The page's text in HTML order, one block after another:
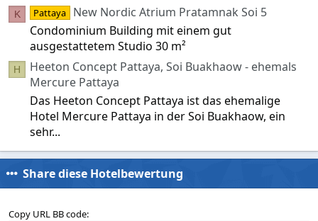
K Pattaya
New Nordic Atrium Pratamnak Soi 5
Condominium Building mit einem gut
ausgestattetem Studio 30 m²
H
Heeton Concept Pattaya, Soi Buakhaow - ehemals
Mercure Pattaya
Das Heeton Concept Pattaya ist das ehemalige
Hotel Mercure Pattaya in der Soi Buakhaow, ein
sehr...
Share diese Hotelbewertung
Copy URL BB code